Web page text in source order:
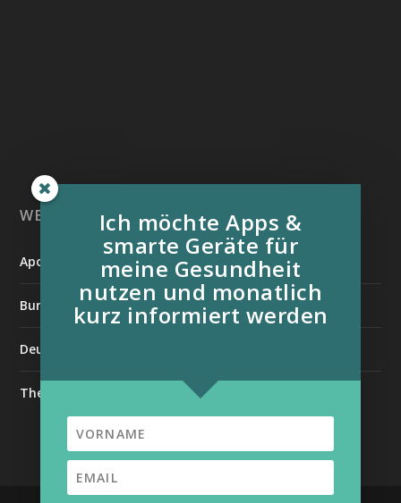
WEITERE INFORMATIONSQUELLEN:
Apotheken Umschau
Bundesverband der Organtransplantierten e.V.
Deutsche Stiftung für chronisch Kranke
The Medical Futurist
Ich möchte Apps &
smarte Geräte für
meine Gesundheit
nutzen und monatlich
kurz informiert werden